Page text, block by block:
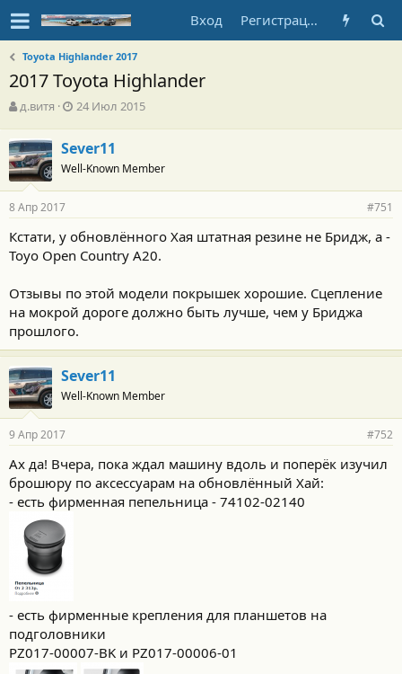
Вход Регистрация
Toyota Highlander 2017
2017 Toyota Highlander
А
т
о
р
т
е
м
ы
д.витя
Д
а
н
а
л
а
24 Июл 2015
Sever11
Well-Known Member
8 Апр 2017 #751
Кстати, у обновлённого Хая штатная резине не Бридж, а -
Toyo Open Country A20.
Отзывы по этой модели покрышек хорошие. Сцепление
на мокрой дороге должно быть лучше, чем у Бриджа
прошлого.
Sever11
Well-Known Member
9 Апр 2017 #752
Ах да! Вчера, пока ждал машину вдоль и поперёк изучил
брошюру по аксессуарам на обновлённый Хай:
- есть фирменная пепельница - 74102-02140
- есть фирменные крепления для планшетов на
подголовники
PZ017-00007-BK и PZ017-00006-01